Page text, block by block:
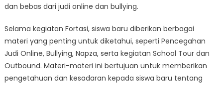
dan bebas dari judi online dan bullying.
Selama kegiatan Fortasi, siswa baru diberikan berbagai
materi yang penting untuk diketahui, seperti Pencegahan
Judi Online, Bullying, Napza, serta kegiatan School Tour dan
Outbound. Materi-materi ini bertujuan untuk memberikan
pengetahuan dan kesadaran kepada siswa baru tentang